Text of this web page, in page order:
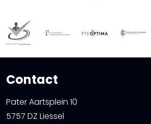
Contact
Pater Aartsplein 10
5757 DZ Liessel